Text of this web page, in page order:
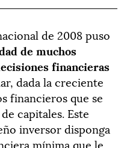
de 2008 puso
de muchos
financieras
dada la creciente
financieros que se
capitales. Este
inversor disponga
mínima que le